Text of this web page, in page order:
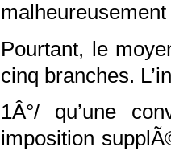
Pourtant, le
cinq branches.
1Â°/ qu’une
imposition